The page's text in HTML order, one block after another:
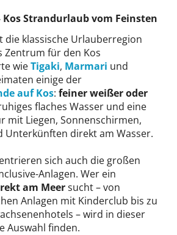
Kos Strandurlaub vom Feinsten
die klassische Urlauberregion
Zentrum für den Kos
wieTigaki, Marmari und
einige der
auf Kos: feiner weißer oder
flaches Wasser und eine
mit Liegen, Sonnenschirmen,
Unterkünften direkt am Wasser.
sich auch die großen
Anlagen. Wer ein
am Meersucht – von
Anlagen mit Kinderclub bis zu
– wird in dieser
Auswahl finden.